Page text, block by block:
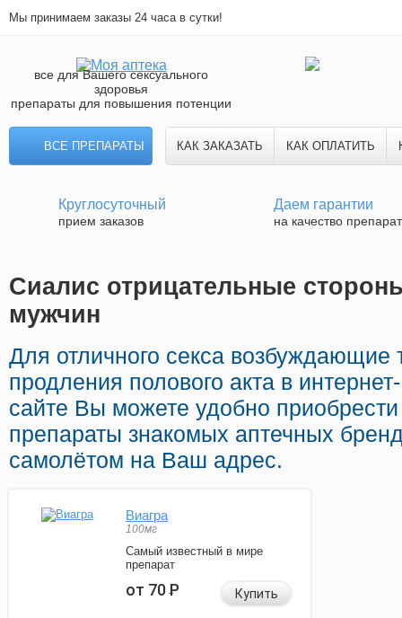
Мы принимаем заказы 24 часа в сутки!
все для Вашего сексуального
здоровья
препараты для повышения потенции
ВСЕ ПРЕПАРАТЫ КАК ЗАКАЗАТЬ КАК ОПЛАТИТЬ
Круглосуточный
прием заказов
Даем гарантии
на качество
Сиалис отрицательные
мужчин
Для отличного секса возбуждающие
продления полового акта в
сайте Вы можете удобно
препараты знакомых аптечных
самолётом на Ваш адрес.
Виагра
100мг
Самый известный в мире
препарат
от 70Р Купить